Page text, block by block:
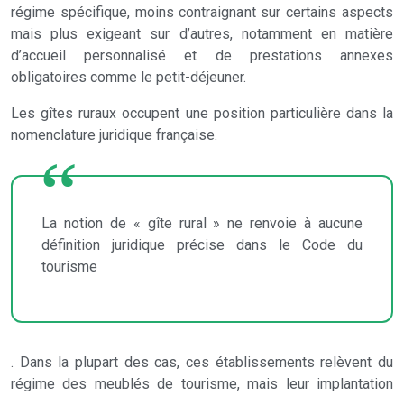
régime spécifique, moins contraignant sur certains aspects
mais plus exigeant sur d’autres, notamment en matière
d’accueil personnalisé et de prestations annexes
obligatoires comme le petit-déjeuner.
Les gîtes ruraux occupent une position particulière dans la
nomenclature juridique française.
La notion de « gîte rural » ne renvoie à aucune
définition juridique précise dans le Code du
tourisme
. Dans la plupart des cas, ces établissements relèvent du
régime des meublés de tourisme, mais leur implantation